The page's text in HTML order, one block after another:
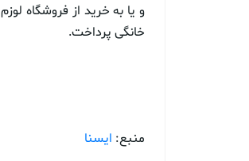
و یا به خرید از فروشگاه لوزم
خانگی پرداخت.
منبع: ایسنا